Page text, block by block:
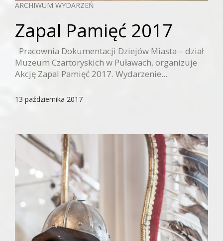
ARCHIWUM WYDARZEŃ
Zapal Pamięć 2017
Pracownia Dokumentacji Dziejów Miasta – dział
Muzeum Czartoryskich w Puławach, organizuje
Akcję Zapal Pamięć 2017. Wydarzenie...
13 października 2017